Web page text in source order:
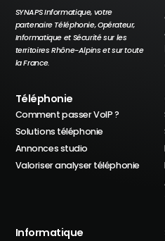
SYNAPS Informatique, votre
partenaire Téléphonie, Opérateur,
Informatique et Sécurité sur les
territoires Rhône-Alpins et sur toute
la France.
Téléphonie
Comment passer VoIP ?
Solutions téléphonie
Annonces studio
Valoriser analyser téléphonie
Informatique